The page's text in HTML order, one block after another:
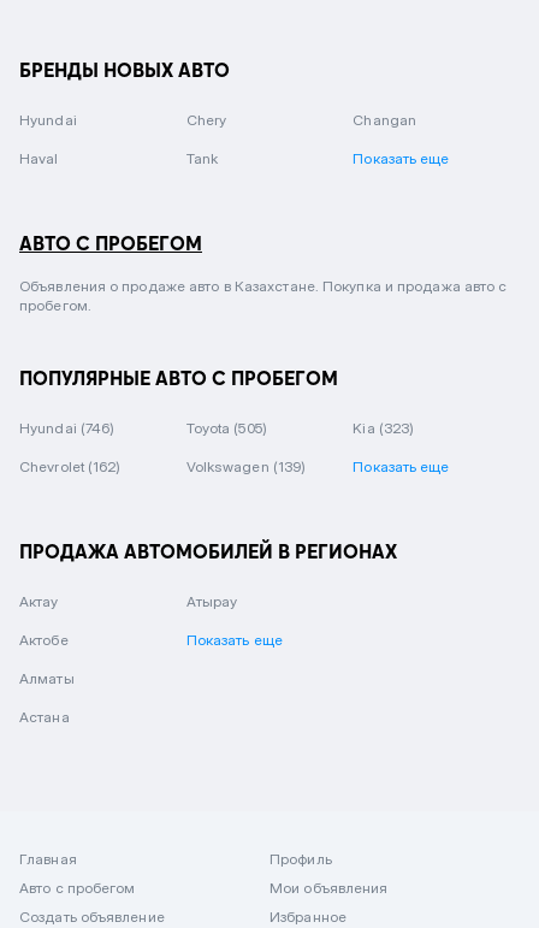
БРЕНДЫ НОВЫХ АВТО
Hyundai Chery Changan
Haval Tank Показать еще
АВТО С ПРОБЕГОМ
Объявления о продаже авто в Казахстане. Покупка и продажа авто с
пробегом.
ПОПУЛЯРНЫЕ АВТО С ПРОБЕГОМ
Hyundai (746) Toyota (505) Kia (323)
Chevrolet (162) Volkswagen (139) Показать еще
ПРОДАЖА АВТОМОБИЛЕЙ В РЕГИОНАХ
Актау
Актобе
Алматы
Астана
Атырау
Показать еще
Главная
Авто с пробегом
Создать объявление
Профиль
Мои объявления
Избранное